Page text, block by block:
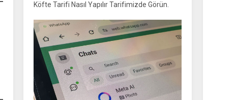
Köfte Tarifi Nasıl Yapılır Tarifimizde Görün.